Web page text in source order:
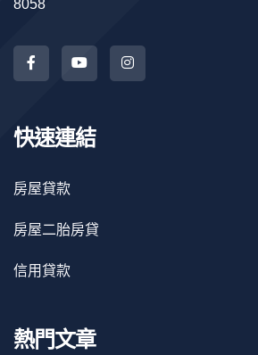
8058
快速連結
房屋貸款
房屋二胎房貸
信用貸款
熱門文章